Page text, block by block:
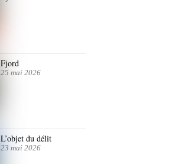
Fjord
25 mai 2026
L’objet du délit
23 mai 2026